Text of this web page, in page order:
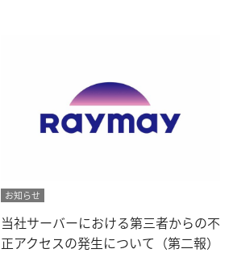
お知らせ
当社サーバーにおける第三者からの不
正アクセスの発生について（第二報）